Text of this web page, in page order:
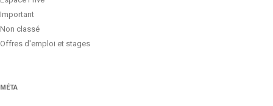
Important
Non classé
Offres d'emploi et stages
MÉTA